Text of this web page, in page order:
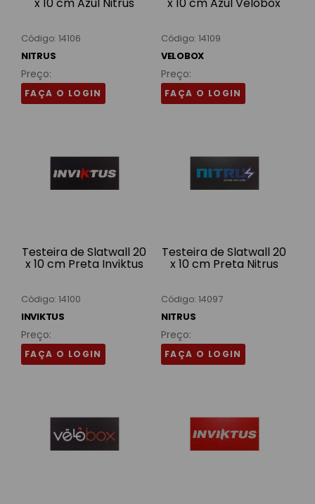
Código: 14106
NITRUS
Preço:
FAÇA O LOGIN
Código: 14109
VELOBOX
Preço:
FAÇA O LOGIN
Testeira de Slatwall 20
x 10 cm Preta Inviktus
Código: 14100
INVIKTUS
Preço:
FAÇA O LOGIN
Testeira de Slatwall 20
x 10 cm Preta Nitrus
Código: 14097
NITRUS
Preço:
FAÇA O LOGIN